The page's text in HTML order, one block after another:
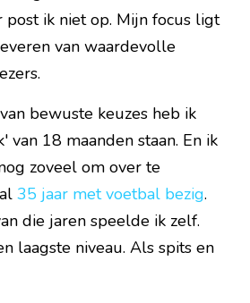
post ik niet op. Mijn focus ligt
van waardevolle
bewuste keuzes heb ik
van 18 maanden staan. En ik
zoveel om over te
35 jaar met voetbal bezig.
die jaren speelde ik zelf.
laagste niveau. Als spits en